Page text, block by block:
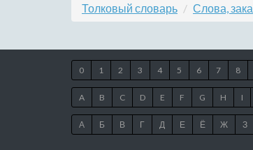
Толковый словарь Слова,
0 1 2 3 4 5 6 7 8
A B C D E F G H I
А Б В Г Д Е Ё Ж З